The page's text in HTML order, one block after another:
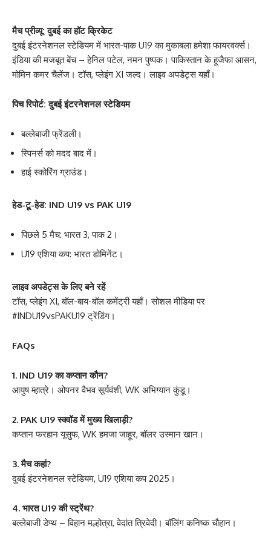
मैच प्रीव्यू: दुबई का हॉट क्रिकेट
दुबई इंटरनेशनल स्टेडियम में भारत-पाक U19 का मुकाबला हमेशा फायरवर्क्स।
इंडिया की मजबूत बेंच – हेनिल पटेल, नमन पुष्पक। पाकिस्तान के हूजैफा आसन,
मोमिन कमर चैलेंज। टॉस, प्लेइंग XI जल्द। लाइव अपडेट्स यहाँ।
पिच रिपोर्ट: दुबई इंटरनेशनल स्टेडियम
बल्लेबाजी फ्रेंडली।
स्पिनर्स को मदद बाद में।
हाई स्कोरिंग ग्राउंड।
हेड-टू-हेड: IND U19 vs PAK U19
पिछले 5 मैच: भारत 3, पाक 2।
U19 एशिया कप: भारत डोमिनेंट।
लाइव अपडेट्स के लिए बने रहें
टॉस, प्लेइंग XI, बॉल-बाय-बॉल कमेंट्री यहाँ। सोशल मीडिया पर
#INDU19vsPAKU19 ट्रेंडिंग।
FAQs
1. IND U19 का कप्तान कौन?
आयुष म्हात्रे। ओपनर वैभव सूर्यवंशी, WK अभिग्यान कुंडू।
2. PAK U19 स्क्वॉड में मुख्य खिलाड़ी?
कप्तान फरहान यूसुफ, WK हमजा जाहूर, बॉलर उस्मान खान।
3. मैच कहां?
दुबई इंटरनेशनल स्टेडियम, U19 एशिया कप 2025।
4. भारत U19 की स्ट्रेंथ?
बल्लेबाजी डेप्थ – विहान मल्होत्रा, वेदांत त्रिवेदी। बॉलिंग कनिष्क चौहान।